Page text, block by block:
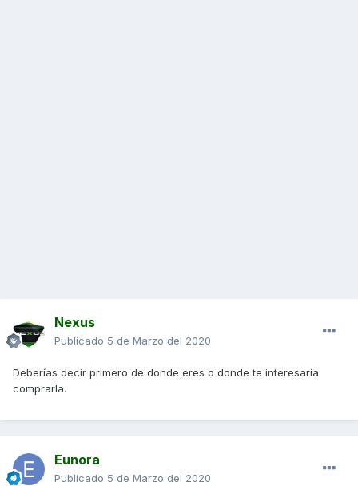
Nexus
Publicado 5 de Marzo del 2020
Deberías decir primero de donde eres o donde te interesaría
comprarla.
Eunora
Publicado 5 de Marzo del 2020